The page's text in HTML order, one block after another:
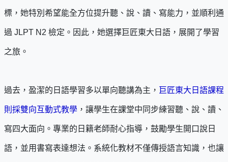
標，她特別希望能全方位提升聽、說、讀、寫能力，並順利通
過 JLPT N2 檢定。因此，她選擇巨匠東大日語，展開了學習
之旅。
過去，盈潔的日語學習多以單向聽講為主， 巨匠東大日語課程
則採雙向互動式教學 ，讓學生在課堂中同步練習聽、說、讀、
寫四大面向。專業的日籍老師耐心指導，鼓勵學生開口說日
語，並用書寫表達想法。系統化教材不僅傳授語言知識，也讓